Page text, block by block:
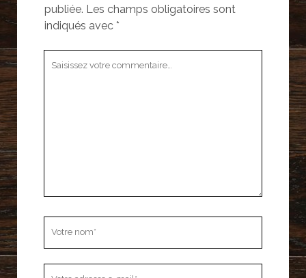
publiée. Les champs obligatoires sont
indiqués avec *